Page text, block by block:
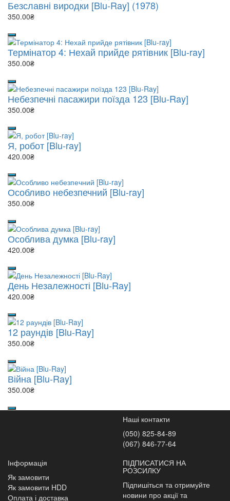
Безславні виродки [Blu-Ray] (1978)
350.00₴
Термінатор 4: Нехай прийде рятівник [Blu-ray]
350.00₴
Небезпечні пасажири поїзда 123 [Blu-Ray]
350.00₴
Я, робот [Blu-ray]
420.00₴
Особливо небезпечний [Blu-ray]
350.00₴
Особлива думка [Blu-ray]
420.00₴
День Незалежності [Blu-Ray]
420.00₴
12 раундів [Blu-Ray]
350.00₴
Війна [Blu-Ray]
350.00₴
Наші контакти
(050) 825-84-89
(067) 846-77-64
Інформація
Як замовити
Як замовити HDD
Оплата і доставка
ПІДПИСАТИСЯ НА
РОЗСИЛКУ
Підпишіться та отримуйте
новини про акції та